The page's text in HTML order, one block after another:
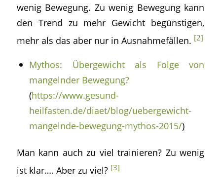
wenig Bewegung. Zu wenig Bewegung kann
den Trend zu mehr Gewicht begünstigen,
mehr als das aber nur in Ausnahmefällen. [2]
Mythos: Übergewicht als Folge von
mangelnder Bewegung?
(https://www.gesund-
heilfasten.de/diaet/blog/uebergewicht-
mangelnde-bewegung-mythos-2015/)
Man kann auch zu viel trainieren? Zu wenig
ist klar…. Aber zu viel? [3]